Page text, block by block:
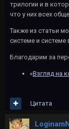
трилогии и в
что у них всех
Также из статьи
системе и
Благодарим за
«Взгляд на
Цитата